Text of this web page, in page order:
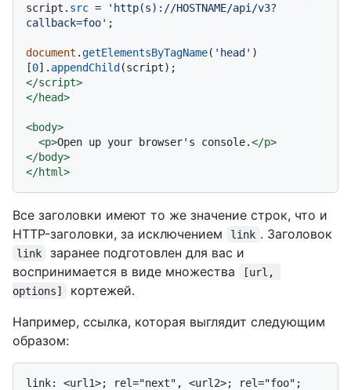
script. src =
'http(s)://HOSTNAME/api/v3?
callback=foo' ;
document .getElementsByTagName( 'head' )
[0]. appendChild
</script>
</head>
<body>
<p>Open up your browser's console.</p>
</body>
</html>
Все заголовки имеют то же значение строк, что и
HTTP-заголовки, за исключением
link . Заголовок
link
заранее подготовлен для вас и
воспринимается в виде множества
[url,
options]
кортежей.
Например, ссылка, которая выглядит следующим
образом:
link: <url1>; rel="next", <url2>; rel="foo";